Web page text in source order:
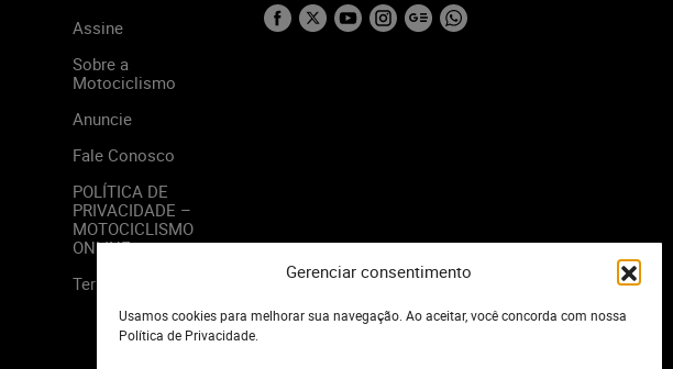
Gerenciar consentimento
Usamos cookies para melhorar sua navegação. Ao aceitar, você concorda com nossa
Política de Privacidade.
Assine
Sobre a
Motociclismo
Anuncie
Fale Conosco
POLÍTICA DE
PRIVACIDADE –
MOTOCICLISMO
ONLINE
Termos de Uso